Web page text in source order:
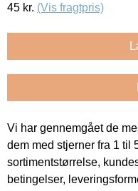
45 kr. (Vis fragtpris)
Vi har gennemgået de
dem med stjerner fra 1 til
sortimentstørrelse,
betingelser,